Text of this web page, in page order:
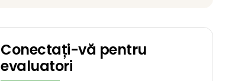
Conectați-vă pentru
evaluatori